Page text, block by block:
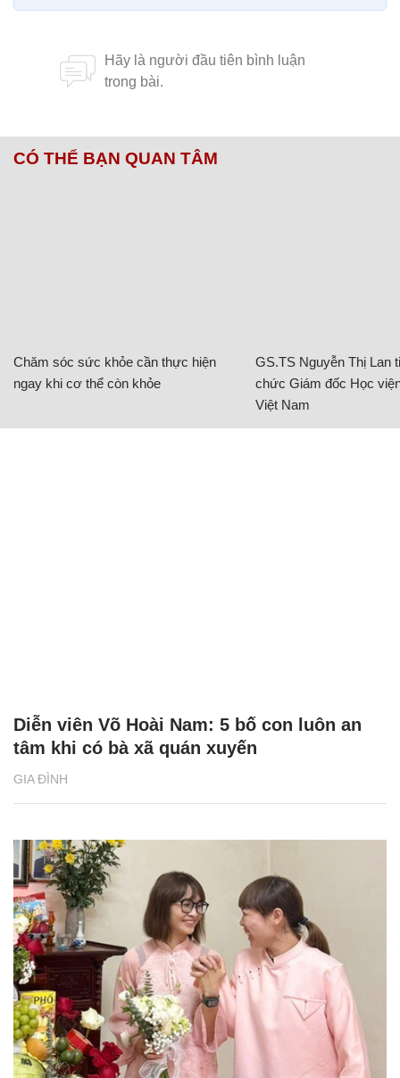
CÓ THỂ BẠN QUAN TÂM
Chăm sóc sức khỏe cần thực hiện
ngay khi cơ thể còn khỏe
GS.TS Nguyễn Thị Lan
chức Giám đốc Học
Việt Nam
GIA ĐÌNH
Diễn viên Võ Hoài Nam: 5 bố con luôn an
tâm khi có bà xã quán xuyến